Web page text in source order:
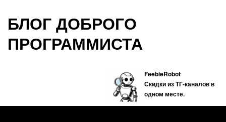
БЛОГ ДОБРОГО
ПРОГРАММИСТА
FeebieRobot
Скидки из ТГ-каналов в
одном месте.